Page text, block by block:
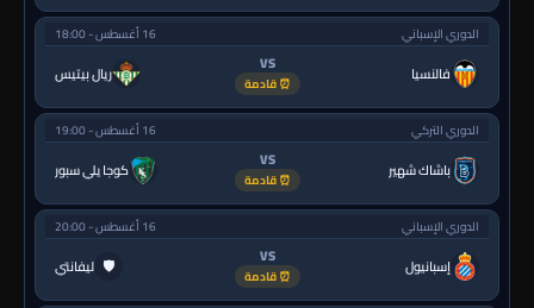
الدوري الإسباني 16 أغسطس - 18:00
فالنسيا VS
⏰ قادمة ريال بيتيس
الدوري التركي 16 أغسطس - 19:00
باشاك شهير VS
⏰ قادمة كوجا يلي سبور
الدوري الإسباني 16 أغسطس - 20:00
إسبانيول VS
⏰ قادمة ليفانتي 🛡